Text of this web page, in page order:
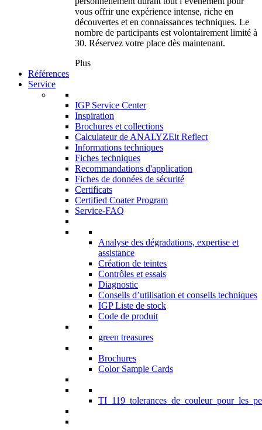
vous offrir une expérience intense, riche en
découvertes et en connaissances techniques. Le
nombre de participants est volontairement limité à
30. Réservez votre place dès maintenant.
Plus
Références
Service
IGP Service Center
Inspiration
Brochures et collections
Calculateur de ANALYZEit Reflect
Informations techniques
Fiches techniques
Recommandations d'application
Fiches de données de sécurité
Certificats
Certified Coater Program
Service-FAQ
Analyse des dégradations, expertise et
assistance
Création de teintes
Contrôles et essais
Diagnostic
Conseils d’utilisation et conseils techniques
IGP Liste de stock
Code de produit
green treasures
Brochures
Color Sample Cards